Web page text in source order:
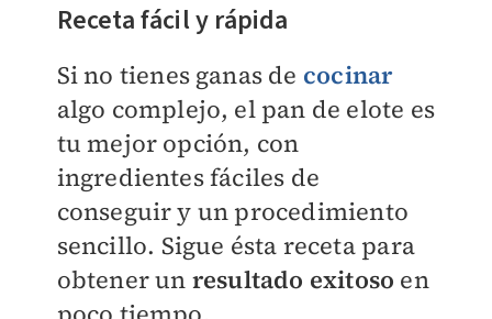
Receta fácil y rápida
Si no tienes ganas de cocinar
algo complejo, el pan de elote es
tu mejor opción, con
ingredientes fáciles de
conseguir y un procedimiento
sencillo. Sigue ésta receta para
obtener un resultado exitoso en